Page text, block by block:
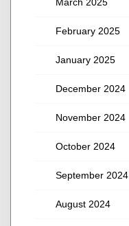
February 2025
January 2025
December 2024
November 2024
October 2024
September 2024
August 2024